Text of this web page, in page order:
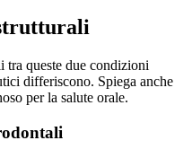
tra queste due condizioni
differiscono. Spiega anche
per la salute orale.